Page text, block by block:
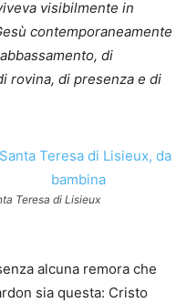
visibilmente in
contemporaneamente
di
rovina, di presenza e di
Teresa di Lisieux
alcuna remora che
sia questa: Cristo